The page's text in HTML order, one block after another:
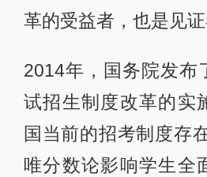
革的受益者，也是见证
2014年，国务院发布
试招生制度改革的实
国当前的招考制度存
唯分数论影响学生全